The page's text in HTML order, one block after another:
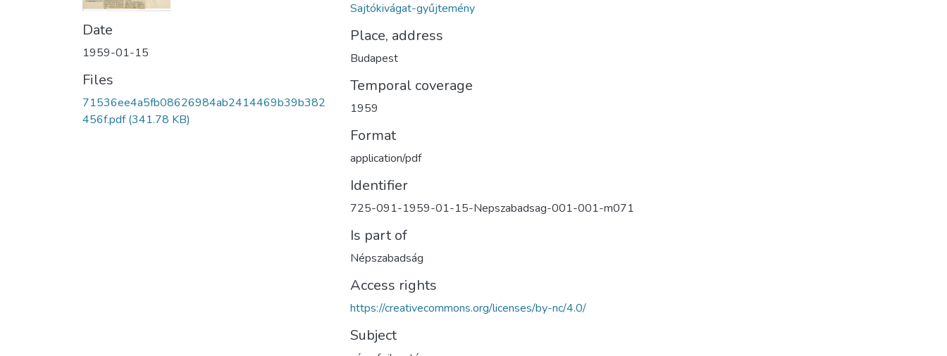
Date
1959-01-15
Files
71536ee4a5fb08626984ab2414469b39b382
456f.pdf(341.78 KB)
Sajtókivágat-gyűjtemény
Place, address
Budapest
Temporal coverage
1959
Format
application/pdf
Identifier
725-091-1959-01-15-Nepszabadsag-001-001-m071
Is part of
Népszabadság
Access rights
https://creativecommons.org/licenses/by-nc/4.0/
Subject